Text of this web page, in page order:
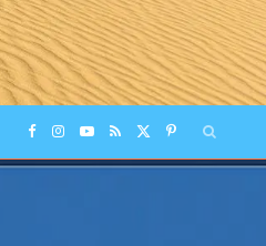
F I Y R P